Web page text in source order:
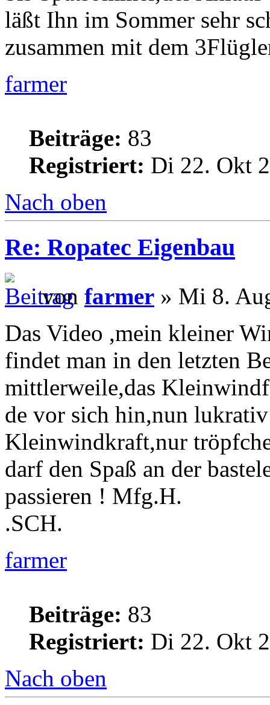
läßt Ihn im Sommer sehr
zusammen mit dem
farmer
Beiträge: 83
Registriert: Di 22. Okt
Nach oben
Re: Ropatec Eigenbau
von farmer » Mi 8.
Das Video ,mein kleiner
findet man in den letzten
mittlerweile,das
de vor sich hin,nun
Kleinwindkraft,nur
darf den Spaß an der
passieren ! Mfg.H.
.SCH.
farmer
Beiträge: 83
Registriert: Di 22. Okt
Nach oben